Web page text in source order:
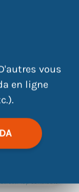
vous
en ligne